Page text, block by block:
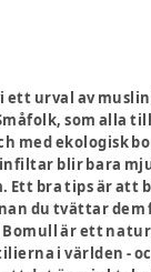
ett urval av
som alla
med ekologisk
blir bara
Ett bra tips är att
du tvättar dem
är ett
i världen -